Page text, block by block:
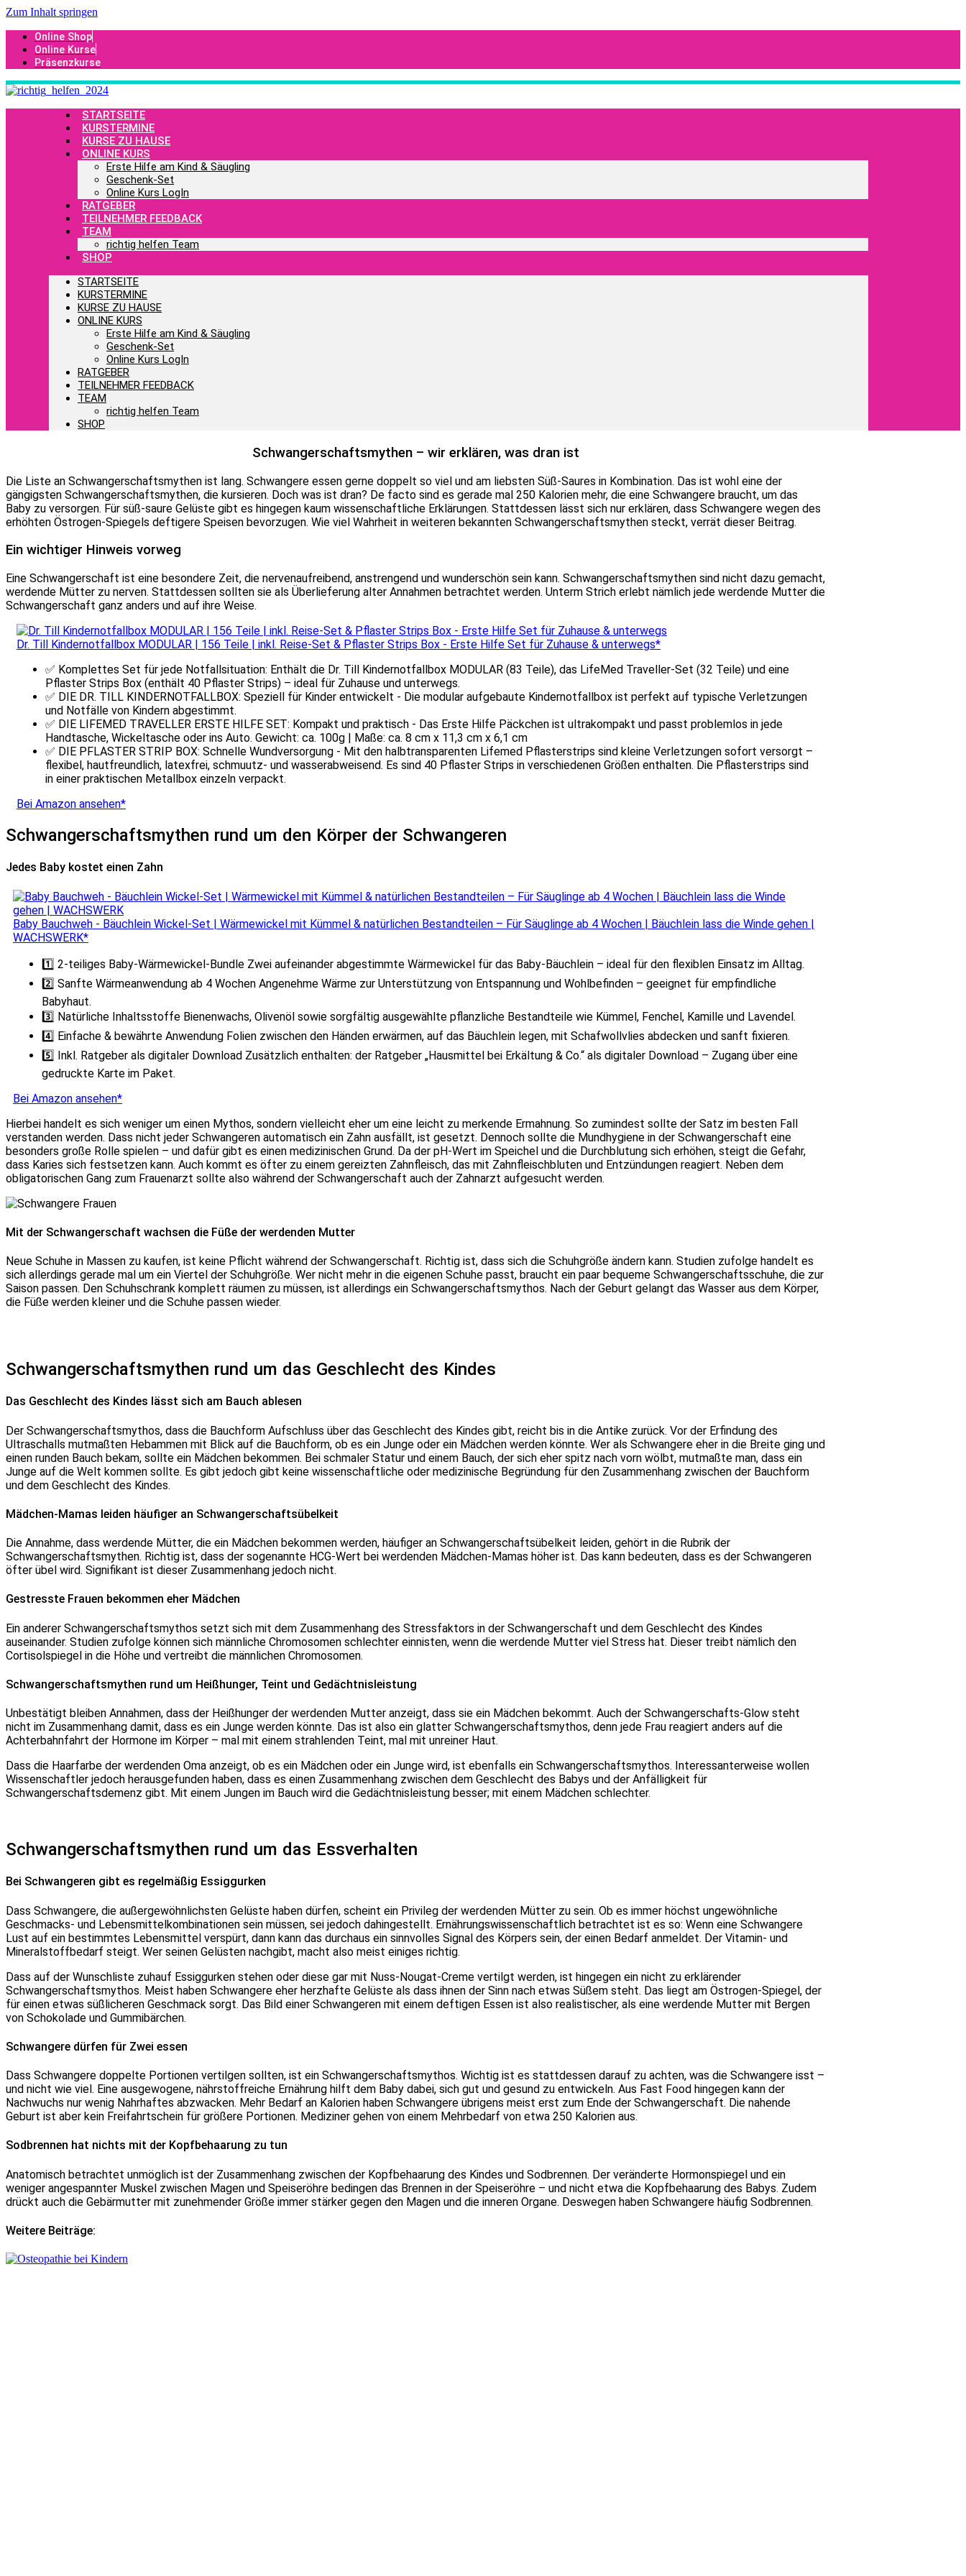
Zum Inhalt springen
Online Shop
Online Kurse
Präsenzkurse
STARTSEITE
KURSTERMINE
KURSE ZU HAUSE
ONLINE KURS
Erste Hilfe am Kind & Säugling
Geschenk-Set
Online Kurs LogIn
RATGEBER
TEILNEHMER FEEDBACK
TEAM
richtig helfen Team
SHOP
STARTSEITE
KURSTERMINE
KURSE ZU HAUSE
ONLINE KURS
Erste Hilfe am Kind & Säugling
Geschenk-Set
Online Kurs LogIn
RATGEBER
TEILNEHMER FEEDBACK
TEAM
richtig helfen Team
SHOP
Schwangerschaftsmythen – wir erklären, was dran ist
Die Liste an Schwangerschaftsmythen ist lang. Schwangere essen gerne doppelt so viel und am liebsten Süß-Saures in Kombination. Das ist wohl eine der
gängigsten Schwangerschaftsmythen, die kursieren. Doch was ist dran? De facto sind es gerade mal 250 Kalorien mehr, die eine Schwangere braucht, um das
Baby zu versorgen. Für süß-saure Gelüste gibt es hingegen kaum wissenschaftliche Erklärungen. Stattdessen lässt sich nur erklären, dass Schwangere wegen des
erhöhten Östrogen-Spiegels deftigere Speisen bevorzugen. Wie viel Wahrheit in weiteren bekannten Schwangerschaftsmythen steckt, verrät dieser Beitrag.
Ein wichtiger Hinweis vorweg
Eine Schwangerschaft ist eine besondere Zeit, die nervenaufreibend, anstrengend und wunderschön sein kann. Schwangerschaftsmythen sind nicht dazu gemacht,
werdende Mütter zu nerven. Stattdessen sollten sie als Überlieferung alter Annahmen betrachtet werden. Unterm Strich erlebt nämlich jede werdende Mutter die
Schwangerschaft ganz anders und auf ihre Weise.
Dr. Till Kindernotfallbox MODULAR | 156 Teile | inkl. Reise-Set & Pflaster Strips Box - Erste Hilfe Set für Zuhause & unterwegs*
✅ Komplettes Set für jede Notfallsituation: Enthält die Dr. Till Kindernotfallbox MODULAR (83 Teile), das LifeMed Traveller-Set (32 Teile) und eine
Pflaster Strips Box (enthält 40 Pflaster Strips) – ideal für Zuhause und unterwegs.
✅ DIE DR. TILL KINDERNOTFALLBOX: Speziell für Kinder entwickelt - Die modular aufgebaute Kindernotfallbox ist perfekt auf typische Verletzungen
und Notfälle von Kindern abgestimmt.
✅ DIE LIFEMED TRAVELLER ERSTE HILFE SET: Kompakt und praktisch - Das Erste Hilfe Päckchen ist ultrakompakt und passt problemlos in jede
Handtasche, Wickeltasche oder ins Auto. Gewicht: ca. 100g | Maße: ca. 8 cm x 11,3 cm x 6,1 cm
✅ DIE PFLASTER STRIP BOX: Schnelle Wundversorgung - Mit den halbtransparenten Lifemed Pflasterstrips sind kleine Verletzungen sofort versorgt –
flexibel, hautfreundlich, latexfrei, schmuutz- und wasserabweisend. Es sind 40 Pflaster Strips in verschiedenen Größen enthalten. Die Pflasterstrips sind
in einer praktischen Metallbox einzeln verpackt.
Bei Amazon ansehen*
Schwangerschaftsmythen rund um den Körper der Schwangeren
Jedes Baby kostet einen Zahn
Baby Bauchweh - Bäuchlein Wickel-Set | Wärmewickel mit Kümmel & natürlichen Bestandteilen – Für Säuglinge ab 4 Wochen | Bäuchlein lass die Winde gehen |
WACHSWERK*
1️⃣ 2-teiliges Baby-Wärmewickel-Bundle Zwei aufeinander abgestimmte Wärmewickel für das Baby-Bäuchlein – ideal für den flexiblen Einsatz im Alltag.
2️⃣ Sanfte Wärmeanwendung ab 4 Wochen Angenehme Wärme zur Unterstützung von Entspannung und Wohlbefinden – geeignet für empfindliche
Babyhaut.
3️⃣ Natürliche Inhaltsstoffe Bienenwachs, Olivenöl sowie sorgfältig ausgewählte pflanzliche Bestandteile wie Kümmel, Fenchel, Kamille und Lavendel.
4️⃣ Einfache & bewährte Anwendung Folien zwischen den Händen erwärmen, auf das Bäuchlein legen, mit Schafwollvlies abdecken und sanft fixieren.
5️⃣ Inkl. Ratgeber als digitaler Download Zusätzlich enthalten: der Ratgeber „Hausmittel bei Erkältung & Co.“ als digitaler Download – Zugang über eine
gedruckte Karte im Paket.
Bei Amazon ansehen*
Hierbei handelt es sich weniger um einen Mythos, sondern vielleicht eher um eine leicht zu merkende Ermahnung. So zumindest sollte der Satz im besten Fall
verstanden werden. Dass nicht jeder Schwangeren automatisch ein Zahn ausfällt, ist gesetzt. Dennoch sollte die Mundhygiene in der Schwangerschaft eine
besonders große Rolle spielen – und dafür gibt es einen medizinischen Grund. Da der pH-Wert im Speichel und die Durchblutung sich erhöhen, steigt die Gefahr,
dass Karies sich festsetzen kann. Auch kommt es öfter zu einem gereizten Zahnfleisch, das mit Zahnfleischbluten und Entzündungen reagiert. Neben dem
obligatorischen Gang zum Frauenarzt sollte also während der Schwangerschaft auch der Zahnarzt aufgesucht werden.
Mit der Schwangerschaft wachsen die Füße der werdenden Mutter
Neue Schuhe in Massen zu kaufen, ist keine Pflicht während der Schwangerschaft. Richtig ist, dass sich die Schuhgröße ändern kann. Studien zufolge handelt es
sich allerdings gerade mal um ein Viertel der Schuhgröße. Wer nicht mehr in die eigenen Schuhe passt, braucht ein paar bequeme Schwangerschaftsschuhe, die zur
Saison passen. Den Schuhschrank komplett räumen zu müssen, ist allerdings ein Schwangerschaftsmythos. Nach der Geburt gelangt das Wasser aus dem Körper,
die Füße werden kleiner und die Schuhe passen wieder.
Schwangerschaftsmythen rund um das Geschlecht des Kindes
Das Geschlecht des Kindes lässt sich am Bauch ablesen
Der Schwangerschaftsmythos, dass die Bauchform Aufschluss über das Geschlecht des Kindes gibt, reicht bis in die Antike zurück. Vor der Erfindung des
Ultraschalls mutmaßten Hebammen mit Blick auf die Bauchform, ob es ein Junge oder ein Mädchen werden könnte. Wer als Schwangere eher in die Breite ging und
einen runden Bauch bekam, sollte ein Mädchen bekommen. Bei schmaler Statur und einem Bauch, der sich eher spitz nach vorn wölbt, mutmaßte man, dass ein
Junge auf die Welt kommen sollte. Es gibt jedoch gibt keine wissenschaftliche oder medizinische Begründung für den Zusammenhang zwischen der Bauchform
und dem Geschlecht des Kindes.
Mädchen-Mamas leiden häufiger an Schwangerschaftsübelkeit
Die Annahme, dass werdende Mütter, die ein Mädchen bekommen werden, häufiger an Schwangerschaftsübelkeit leiden, gehört in die Rubrik der
Schwangerschaftsmythen. Richtig ist, dass der sogenannte HCG-Wert bei werdenden Mädchen-Mamas höher ist. Das kann bedeuten, dass es der Schwangeren
öfter übel wird. Signifikant ist dieser Zusammenhang jedoch nicht.
Gestresste Frauen bekommen eher Mädchen
Ein anderer Schwangerschaftsmythos setzt sich mit dem Zusammenhang des Stressfaktors in der Schwangerschaft und dem Geschlecht des Kindes
auseinander. Studien zufolge können sich männliche Chromosomen schlechter einnisten, wenn die werdende Mutter viel Stress hat. Dieser treibt nämlich den
Cortisolspiegel in die Höhe und vertreibt die männlichen Chromosomen.
Schwangerschaftsmythen rund um Heißhunger, Teint und Gedächtnisleistung
Unbestätigt bleiben Annahmen, dass der Heißhunger der werdenden Mutter anzeigt, dass sie ein Mädchen bekommt. Auch der Schwangerschafts-Glow steht
nicht im Zusammenhang damit, dass es ein Junge werden könnte. Das ist also ein glatter Schwangerschaftsmythos, denn jede Frau reagiert anders auf die
Achterbahnfahrt der Hormone im Körper – mal mit einem strahlenden Teint, mal mit unreiner Haut.
Dass die Haarfarbe der werdenden Oma anzeigt, ob es ein Mädchen oder ein Junge wird, ist ebenfalls ein Schwangerschaftsmythos. Interessanterweise wollen
Wissenschaftler jedoch herausgefunden haben, dass es einen Zusammenhang zwischen dem Geschlecht des Babys und der Anfälligkeit für
Schwangerschaftsdemenz gibt. Mit einem Jungen im Bauch wird die Gedächtnisleistung besser; mit einem Mädchen schlechter.
Schwangerschaftsmythen rund um das Essverhalten
Bei Schwangeren gibt es regelmäßig Essiggurken
Dass Schwangere, die außergewöhnlichsten Gelüste haben dürfen, scheint ein Privileg der werdenden Mütter zu sein. Ob es immer höchst ungewöhnliche
Geschmacks- und Lebensmittelkombinationen sein müssen, sei jedoch dahingestellt. Ernährungswissenschaftlich betrachtet ist es so: Wenn eine Schwangere
Lust auf ein bestimmtes Lebensmittel verspürt, dann kann das durchaus ein sinnvolles Signal des Körpers sein, der einen Bedarf anmeldet. Der Vitamin- und
Mineralstoffbedarf steigt. Wer seinen Gelüsten nachgibt, macht also meist einiges richtig.
Dass auf der Wunschliste zuhauf Essiggurken stehen oder diese gar mit Nuss-Nougat-Creme vertilgt werden, ist hingegen ein nicht zu erklärender
Schwangerschaftsmythos. Meist haben Schwangere eher herzhafte Gelüste als dass ihnen der Sinn nach etwas Süßem steht. Das liegt am Östrogen-Spiegel, der
für einen etwas süßlicheren Geschmack sorgt. Das Bild einer Schwangeren mit einem deftigen Essen ist also realistischer, als eine werdende Mutter mit Bergen
von Schokolade und Gummibärchen.
Schwangere dürfen für Zwei essen
Dass Schwangere doppelte Portionen vertilgen sollten, ist ein Schwangerschaftsmythos. Wichtig ist es stattdessen darauf zu achten, was die Schwangere isst –
und nicht wie viel. Eine ausgewogene, nährstoffreiche Ernährung hilft dem Baby dabei, sich gut und gesund zu entwickeln. Aus Fast Food hingegen kann der
Nachwuchs nur wenig Nahrhaftes abzwacken. Mehr Bedarf an Kalorien haben Schwangere übrigens meist erst zum Ende der Schwangerschaft. Die nahende
Geburt ist aber kein Freifahrtschein für größere Portionen. Mediziner gehen von einem Mehrbedarf von etwa 250 Kalorien aus.
Sodbrennen hat nichts mit der Kopfbehaarung zu tun
Anatomisch betrachtet unmöglich ist der Zusammenhang zwischen der Kopfbehaarung des Kindes und Sodbrennen. Der veränderte Hormonspiegel und ein
weniger angespannter Muskel zwischen Magen und Speiseröhre bedingen das Brennen in der Speiseröhre – und nicht etwa die Kopfbehaarung des Babys. Zudem
drückt auch die Gebärmutter mit zunehmender Größe immer stärker gegen den Magen und die inneren Organe. Deswegen haben Schwangere häufig Sodbrennen.
Weitere Beiträge: